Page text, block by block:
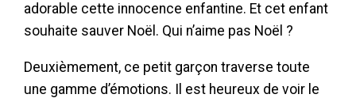
adorable cette innocence enfantine. Et cet enfant
souhaite sauver Noël. Qui n’aime pas Noël ?
Deuxièmement, ce petit garçon traverse toute
une gamme d’émotions. Il est heureux de voir le